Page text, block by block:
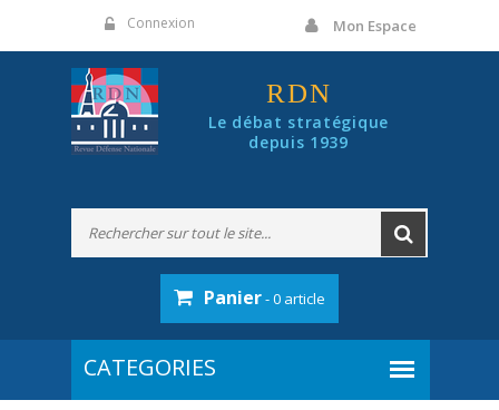
Connexion Mon Espace
RDN
Le débat stratégique
depuis 1939
Panier- 0 article